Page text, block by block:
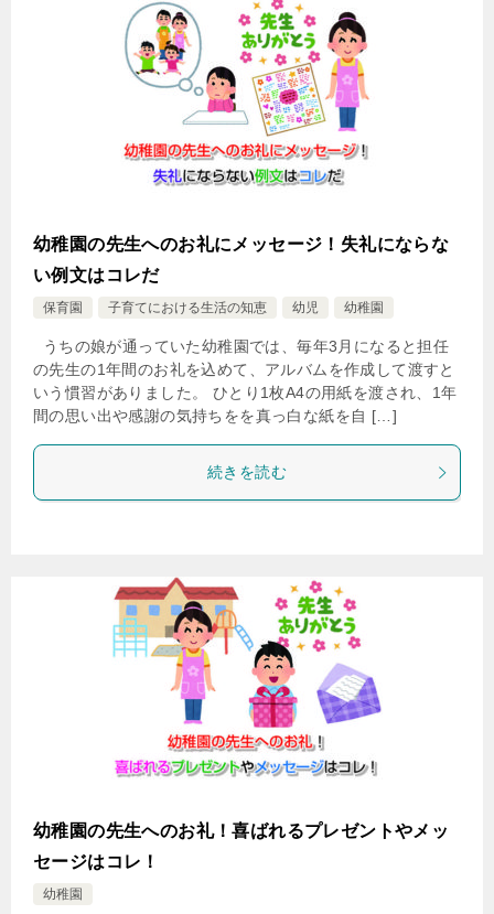
幼稚園の先生へのお礼にメッセージ！失礼にならな
い例文はコレだ
保育園 子育てにおける生活の知恵 幼児 幼稚園
うちの娘が通っていた幼稚園では、毎年3月になると担任
の先生の1年間のお礼を込めて、アルバムを作成して渡すと
いう慣習がありました。 ひとり1枚A4の用紙を渡され、1年
間の思い出や感謝の気持ちをを真っ白な紙を自 […]
続きを読む
幼稚園の先生へのお礼！喜ばれるプレゼントやメッ
セージはコレ！
幼稚園